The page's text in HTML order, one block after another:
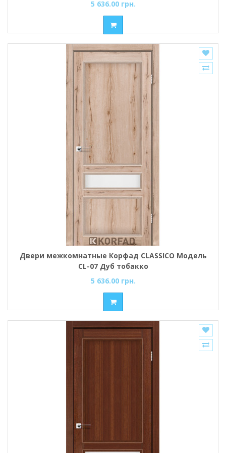
5 636.00 грн.
Двери межкомнатные Корфад CLASSICO Модель
CL-07 Дуб тобакко
5 636.00 грн.